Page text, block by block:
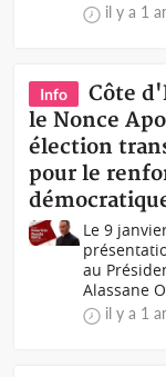
il y a 1
Info
Côte
le Nonce
élection
pour le
Le 9
au
Alassane
il y a 1